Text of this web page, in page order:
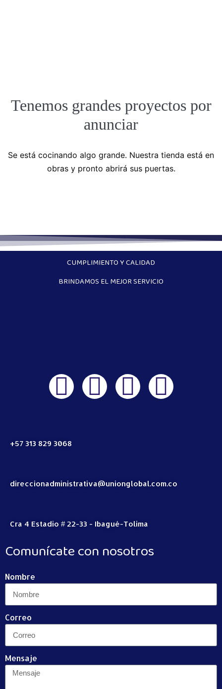
Tenemos grandes proyectos por
anunciar
Se está cocinando algo grande. Nuestra tienda está en
obras y pronto abrirá sus puertas.
CUMPLIMIENTO Y CALIDAD
BRINDAMOS EL MEJOR SERVICIO
+57 313 829 3068
direccionadministrativa@unionglobal.com.co
Cra 4 Estadio # 22-33 - Ibagué-Tolima
Comunícate con nosotros
Nombre
Correo
Mensaje